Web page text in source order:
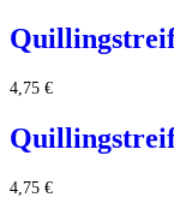
4,75 €
4,75 €